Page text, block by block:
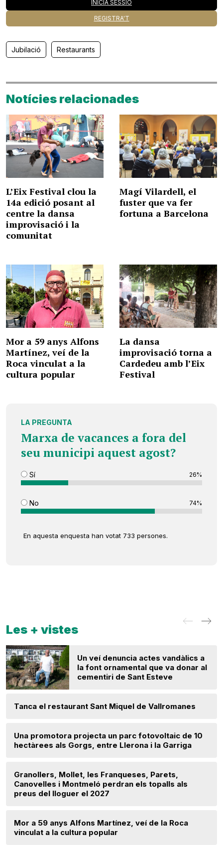
INICIA SESSIÓ
REGISTRA'T
Jubilació Restaurants
Notícies relacionades
L’Eix Festival clou la
14a edició posant al
centre la dansa
improvisació i la
comunitat
Magí Vilardell, el
fuster que va fer
fortuna a Barcelona
Mor a 59 anys Alfons
Martínez, veí de la
Roca vinculat a la
cultura popular
La dansa
improvisació torna a
Cardedeu amb l’Eix
Festival
LA PREGUNTA
Marxa de vacances a fora del
seu municipi aquest agost?
Sí 26%
No 74%
En aquesta enquesta han votat 733 persones.
Les + vistes
Un veí denuncia actes vandàlics a
la font ornamental que va donar al
cementiri de Sant Esteve
Tanca el restaurant Sant Miquel de Vallromanes
Una promotora projecta un parc fotovoltaic de 10
hectàrees als Gorgs, entre Llerona i la Garriga
Granollers, Mollet, les Franqueses, Parets,
Canovelles i Montmeló perdran els topalls als
preus del lloguer el 2027
Mor a 59 anys Alfons Martínez, veí de la Roca
vinculat a la cultura popular